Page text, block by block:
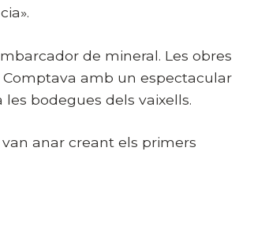
de mineral. Les obres
Comptava amb un espectacular
bodegues dels vaixells.
anar creant els primers